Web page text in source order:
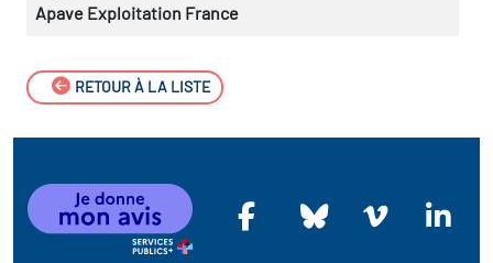
Apave Exploitation France
RETOUR À LA LISTE